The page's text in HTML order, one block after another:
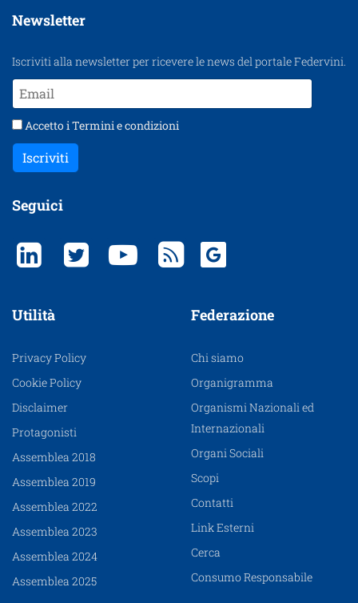
Newsletter
Iscriviti alla newsletter per ricevere le news del portale Federvini.
Accetto i Termini e condizioni
Iscriviti
Seguici
Utilità
Privacy Policy
Cookie Policy
Disclaimer
Protagonisti
Assemblea 2018
Assemblea 2019
Assemblea 2022
Assemblea 2023
Assemblea 2024
Assemblea 2025
Federazione
Chi siamo
Organigramma
Organismi Nazionali ed
Internazionali
Organi Sociali
Scopi
Contatti
Link Esterni
Cerca
Consumo Responsabile